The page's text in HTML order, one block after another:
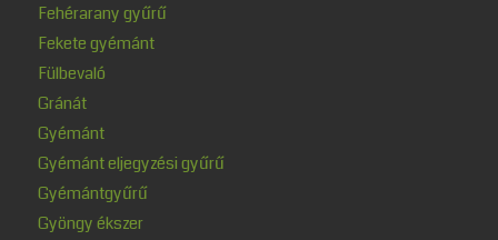
Fehérarany gyűrű
Fekete gyémánt
Fülbevaló
Gránát
Gyémánt
Gyémánt eljegyzési gyűrű
Gyémántgyűrű
Gyöngy ékszer